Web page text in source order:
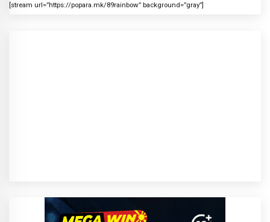
[stream url=”https://popara.mk/89rainbow” background=”gray”]